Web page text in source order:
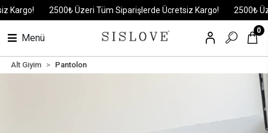
2500₺ Üzeri Tüm Siparişlerde Ücretsiz Kargo! 2500₺ Üzeri
Menü
0
Alt Giyim Pantolon